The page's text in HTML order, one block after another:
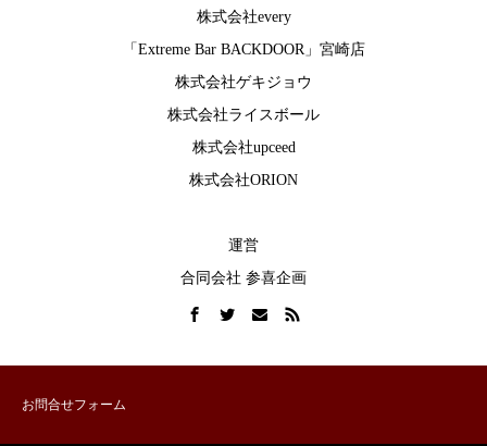
株式会社every
「Extreme Bar BACKDOOR」宮崎店
株式会社ゲキジョウ
株式会社ライスボール
株式会社upceed
株式会社ORION
運営
合同会社 参喜企画
お問合せフォーム